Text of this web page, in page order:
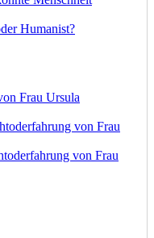
Humanist?
Frau Ursula
von Frau
von Frau